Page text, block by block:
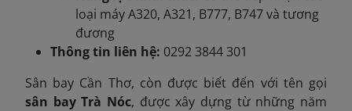
loại máy A320, A321, B777, B747 và tương
đương
Thông tin liên hệ: 0292 3844 301
Sân bay Cần Thơ, còn được biết đến với tên gọi
sân bay Trà Nóc, được xây dựng từ những năm